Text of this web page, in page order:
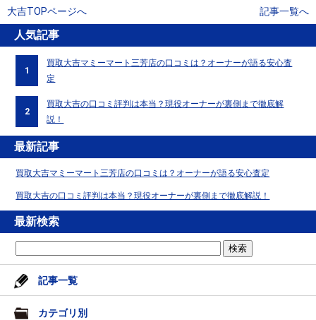
大吉TOPページへ 記事一覧へ
人気記事
1
買取大吉マミーマート三芳店の口コミは？オーナーが語る安心査
定
2
買取大吉の口コミ評判は本当？現役オーナーが裏側まで徹底解
説！
最新記事
買取大吉マミーマート三芳店の口コミは？オーナーが語る安心査定
買取大吉の口コミ評判は本当？現役オーナーが裏側まで徹底解説！
最新検索
記事一覧
カテゴリ別